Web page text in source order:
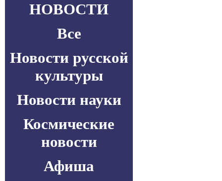
НОВОСТИ
Все
Новости русской
культуры
Новости науки
Космические
новости
Афиша